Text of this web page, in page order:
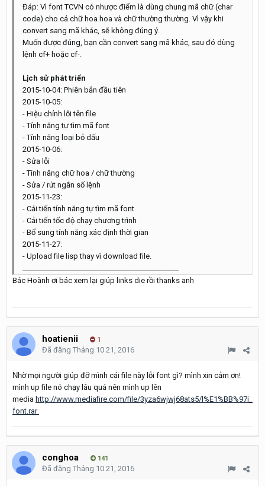
Đáp: Vì font TCVN có nhược điểm là dùng chung mã chữ (char
code) cho cả chữ hoa hoa và chữ thường thường. Vì vậy khi
convert sang mã khác, sẽ không đúng ý.
Muốn được đúng, bạn cần convert sang mã khác, sau đó dùng
lệnh cf+ hoặc cf-.
Lịch sử phát triển
2015-10-04: Phiên bản đầu tiên
2015-10-05:
- Hiệu chỉnh lỗi tên file
- Tính năng tự tìm mã font
- Tính năng loại bỏ dấu
2015-10-06:
- Sửa lỗi
- Tính năng chữ hoa / chữ thường
- Sửa / rút ngắn số lệnh
2015-11-23:
- Cải tiến tính năng tự tìm mã font
- Cải tiến tốc độ chạy chương trình
- Bổ sung tính năng xác định thời gian
2015-11-27:
- Upload file lisp thay vì download file.
Bác Hoành ơi bác xem lại giúp links die rồi thanks anh
hoatienii 1
Đã đăng Tháng 10 21, 2016
Nhờ mọi người giúp đỡ mình cái file này lỗi font gì? mình xin cảm ơn!
mình up file nó chạy lâu quá nên mình up lên
media http://www.mediafire.com/file/3yza6wjwj68ats5/l%E1%BB%97i_
font.rar
conghoa 141
Đã đăng Tháng 10 21, 2016